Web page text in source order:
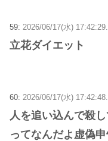
59: 2026/06/17(水)
立花ダイエット
60: 2026/06/17(水)
人を追い込んで殺
ってなんだよ虚偽